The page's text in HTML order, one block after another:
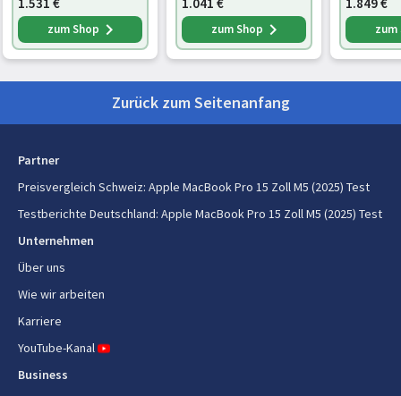
Separates Grafikkartenmodell Nicht verfügbar
Hersteller der eingebauten GPU Apple
On-Board-Grafikadapterfamilie Apple
4K-Unterstützung durch On-
Ja
Integrierte 6K-Grafikkarten-
Beschleunigung der
Speicherbandbreite (max.)
zum Shop zum Shop
Zurück zum Seitenanfang
Partner
Preisvergleich Schweiz: Apple MacBook Pro 15 Zoll M5 (2025) Test
Testberichte Deutschland: Apple MacBook Pro 15 Zoll M5 (2025) Test
Unternehmen
Über uns
Wie wir arbeiten
Karriere
YouTube-Kanal
Business